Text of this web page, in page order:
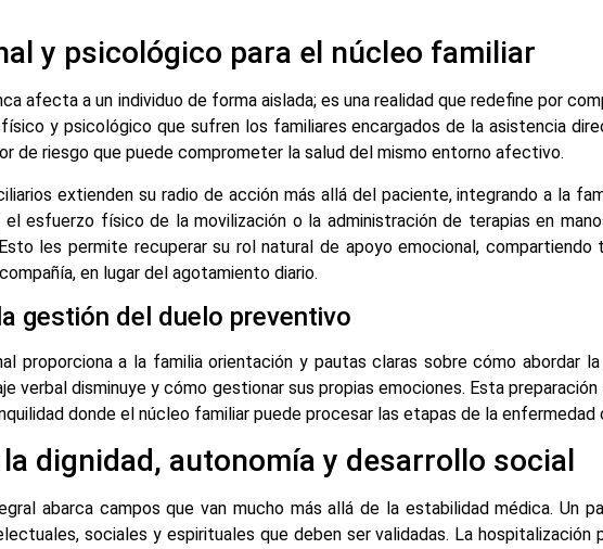
y psicológico para el núcleo familiar
afecta a un individuo de forma aislada; es una realidad que redefine por
y psicológico que sufren los familiares encargados de la asistencia
de riesgo que puede comprometer la salud del mismo entorno afectivo.
extienden su radio de acción más allá del paciente, integrando a la
esfuerzo físico de la movilización o la administración de terapias en
les permite recuperar su rol natural de apoyo emocional,
en lugar del agotamiento diario.
gestión del duelo preventivo
proporciona a la familia orientación y pautas claras sobre cómo abordar
verbal disminuye y cómo gestionar sus propias emociones. Esta
donde el núcleo familiar puede procesar las etapas de la enfermedad
dignidad, autonomía y desarrollo social
abarca campos que van mucho más allá de la estabilidad médica. Un
sociales y espirituales que deben ser validadas. La hospitalización